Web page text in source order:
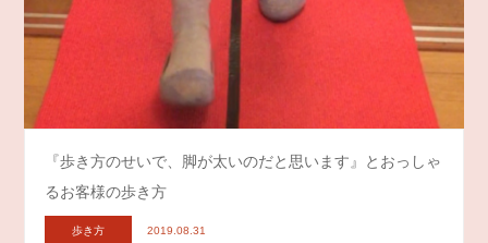
『歩き方のせいで、脚が太いのだと思います』とおっしゃ
るお客様の歩き方
歩き方 2019.08.31